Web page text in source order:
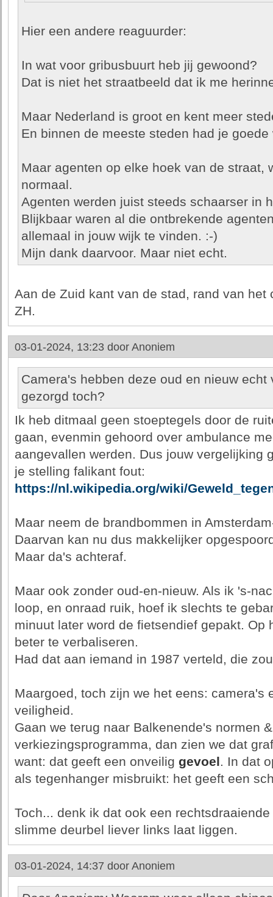
Hier een andere reaguurder:
In wat voor gribusbuurt heb jij gewoond?
Dat is niet het straatbeeld dat ik me
Maar Nederland is groot en kent meer
En binnen de meeste steden had je
Maar agenten op elke hoek van de straat,
normaal.
Agenten werden juist steeds schaarser in
Blijkbaar waren al die ontbrekende
allemaal in jouw wijk te vinden. :-)
Mijn dank daarvoor. Maar niet echt.
Aan de Zuid kant van de stad, rand van het
ZH.
03-01-2024, 13:23 door Anoniem
Camera's hebben deze oud en nieuw
gezorgd toch?
Ik heb ditmaal geen stoeptegels door de
gaan, evenmin gehoord over ambulance
aangevallen werden. Dus jouw vergelijking
je stelling falikant fout:
https://nl.wikipedia.org/wiki/
Maar neem de brandbommen in
Daarvan kan nu dus makkelijker
Maar da's achteraf.
Maar ook zonder oud-en-nieuw. Als ik 's-
loop, en onraad ruik, hoef ik slechts te
minuut later word de fietsendief gepakt. Op
beter te verbaliseren.
Had dat aan iemand in 1987 verteld, die
Maargoed, toch zijn we het eens: camera's
veiligheid.
Gaan we terug naar Balkenende's normen
verkiezingsprogramma, dan zien we dat
want: dat geeft een onveilig gevoel. In dat
als tegenhanger misbruikt: het geeft een
Toch... denk ik dat ook een
slimme deurbel liever links laat liggen.
03-01-2024, 14:37 door Anoniem